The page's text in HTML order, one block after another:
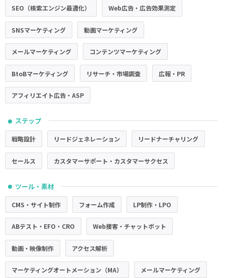
SEO（検索エンジン最適化） Web広告・広告効果測定
SNSマーケティング 動画マーケティング
メールマーケティング コンテンツマーケティング
BtoBマーケティング リサーチ・市場調査 広報・PR
アフィリエイト広告・ASP
● ステップ
戦略設計 リードジェネレーション リードナーチャリング
セールス カスタマーサポート・カスタマーサクセス
● ツール・素材
CMS・サイト制作 フォーム作成 LP制作・LPO
ABテスト・EFO・CRO Web接客・チャットボット
動画・映像制作 アクセス解析
マーケティングオートメーション（MA） メールマーケティング